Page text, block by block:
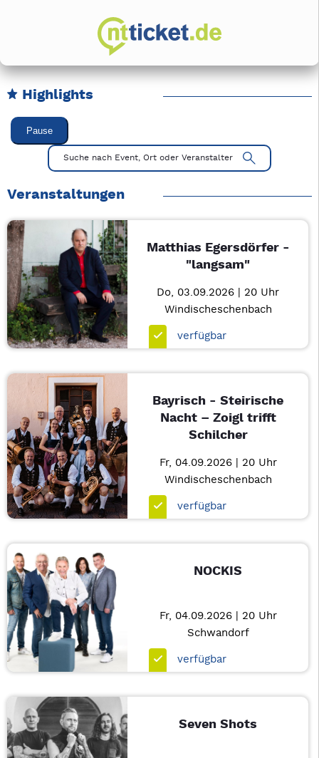
Highlights
Karussell Veranstaltungen überspringen
Pause
Mit Tab zu den Steuerelementen wechseln. Mit Pfeiltasten
Suche nach Event, Ort oder Veranstalter
Veranstaltungen
Matthias Egersdörfer -
"langsam"
Do, 03.09.2026 | 20 Uhr
Windischeschenbach
verfügbar
Bayrisch - Steirische
Nacht – Zoigl trifft
Schilcher
Fr, 04.09.2026 | 20 Uhr
Windischeschenbach
verfügbar
NOCKIS
Fr, 04.09.2026 | 20 Uhr
Schwandorf
verfügbar
Seven Shots